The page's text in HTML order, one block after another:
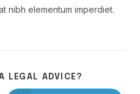
nibh elementum imperdiet.
LEGAL ADVICE?